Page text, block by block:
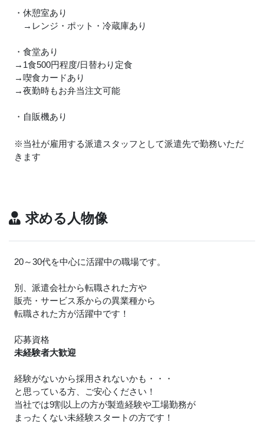
・休憩室あり
→レンジ・ポット・冷蔵庫あり
・食堂あり
→1食500円程度/日替わり定食
→喫食カードあり
→夜勤時もお弁当注文可能
・自販機あり
※当社が雇用する派遣スタッフとして派遣先で勤務いただ
きます
求める人物像
20～30代を中心に活躍中の職場です。
別、派遣会社から転職された方や
販売・サービス系からの異業種から
転職された方が活躍中です！
応募資格
未経験者大歓迎
経験がないから採用されないかも・・・
と思っている方、ご安心ください！
当社では9割以上の方が製造経験や工場勤務が
まったくない未経験スタートの方です！